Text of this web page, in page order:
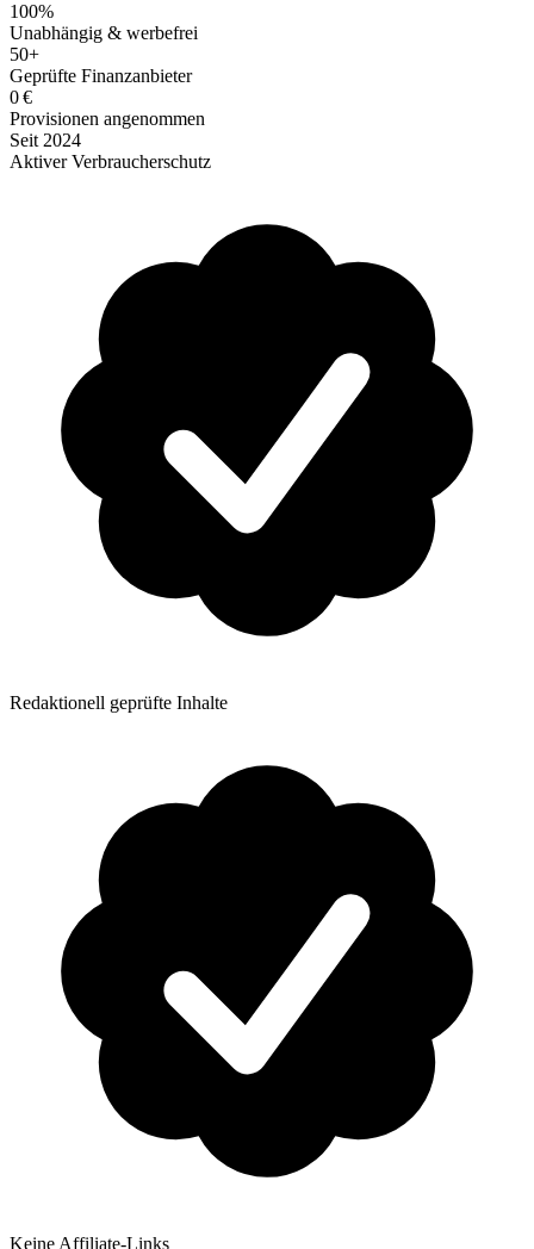
100%
Unabhängig & werbefrei
50+
Geprüfte Finanzanbieter
0 €
Provisionen angenommen
Seit 2024
Aktiver Verbraucherschutz
Redaktionell geprüfte Inhalte
Keine Affiliate-Links